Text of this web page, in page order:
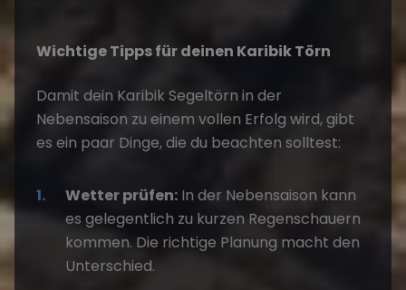
Wichtige Tipps für deinen Karibik Törn
Damit dein Karibik Segeltörn in der
Nebensaison zu einem vollen Erfolg wird, gibt
es ein paar Dinge, die du beachten solltest:
Wetter prüfen: In der Nebensaison kann
es gelegentlich zu kurzen Regenschauern
kommen. Die richtige Planung macht den
Unterschied.